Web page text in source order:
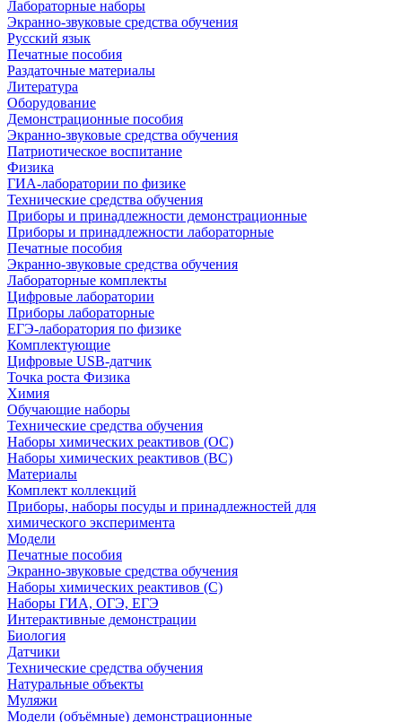
Лабораторные наборы
Экранно-звуковые средства обучения
Русский язык
Печатные пособия
Раздаточные материалы
Литература
Оборудование
Демонстрационные пособия
Экранно-звуковые средства обучения
Патриотическое воспитание
Физика
ГИА-лаборатории по физике
Технические средства обучения
Приборы и принадлежности демонстрационные
Приборы и принадлежности лабораторные
Печатные пособия
Экранно-звуковые средства обучения
Лабораторные комплекты
Цифровые лаборатории
Приборы лабораторные
ЕГЭ-лаборатория по физике
Комплектующие
Цифровые USB-датчик
Точка роста Физика
Химия
Обучающие наборы
Технические средства обучения
Наборы химических реактивов (ОС)
Наборы химических реактивов (ВС)
Материалы
Комплект коллекций
Приборы, наборы посуды и принадлежностей для
химического эксперимента
Модели
Печатные пособия
Экранно-звуковые средства обучения
Наборы химических реактивов (С)
Наборы ГИА, ОГЭ, ЕГЭ
Интерактивные демонстрации
Биология
Датчики
Технические средства обучения
Натуральные объекты
Муляжи
Модели (объёмные) демонстрационные